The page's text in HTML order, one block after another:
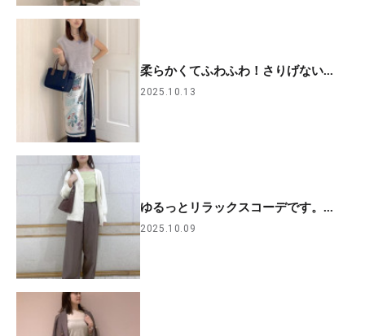
柔らかくてふわふわ！さりげない...
2025.10.13
ゆるっとリラックスコーデです。...
2025.10.09